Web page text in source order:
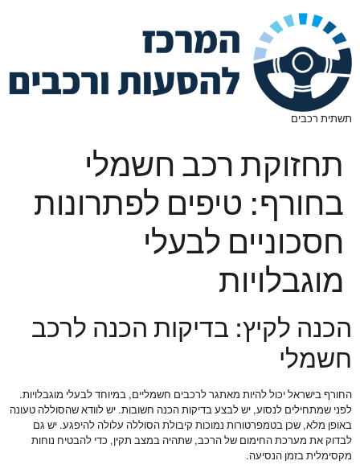
תשתית רכבים
תחזוקת רכב חשמלי
בחורף: טיפים לפתרונות
חסכוניים לבעלי
מוגבלויות
הכנה לקיץ: בדיקות הכנה לרכב
חשמלי
החורף בישראל יכול להיות מאתגר לרכבים חשמליים, במיוחד לבעלי מוגבלויות.
לפני שמתחילים לנסוע, יש לבצע בדיקות הכנה חשובות. יש לוודא שהסוללה טעונה
באופן מלא, שכן בטמפרטורות נמוכות קיבולת הסוללה עלולה להיפגע. יש גם
לבדוק את מערכת החימום של הרכב, שתהיה במצב תקין, כדי להבטיח נוחות
מקסימלית בזמן הנסיעה.